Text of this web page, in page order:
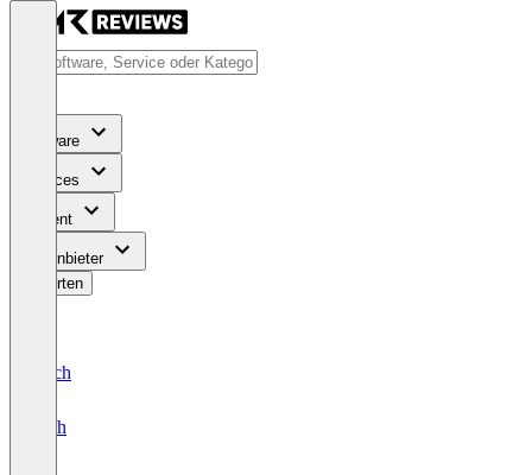
Software
Services
Content
Für Anbieter
Bewerten
Deutsch
English